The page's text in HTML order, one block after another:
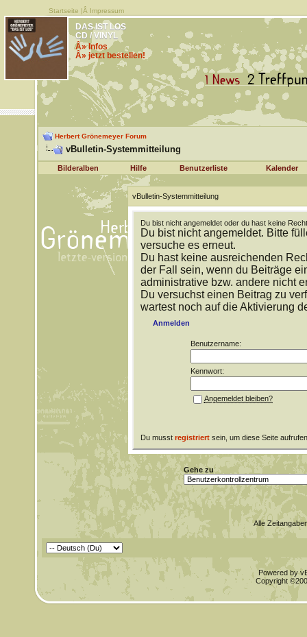
Startseite |Â Impressum
DAS IST LOS
CD / VINYL
Â» Infos
Â» jetzt bestellen!
Herbert Grönemeyer Forum
vBulletin-Systemmitteilung
Bilderalben Hilfe Benutzerliste Kalender
vBulletin-Systemmitteilung
Du bist nicht angemeldet oder du hast keine
Du bist nicht angemeldet. Bitte
versuche es erneut.
Du hast keine ausreichenden
der Fall sein, wenn du Beiträge
administrative bzw. andere nicht
Du versuchst einen Beitrag zu
wartest noch auf die Aktivierung
Anmelden
Benutzername:
Kennwort:
Angemeldet bleiben?
Du musst registriertsein, um diese Seite
Gehe zu
Alle
Powered by
Copyright